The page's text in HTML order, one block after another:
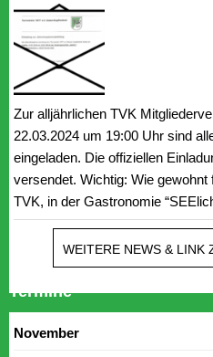
Zur alljährlichen TVK
22.03.2024 um 19:00 Uhr sind
eingeladen. Die offiziellen
versendet. Wichtig: Wie
TVK, in der Gastronomie
WEITERE NEWS & LINK
Termine
November